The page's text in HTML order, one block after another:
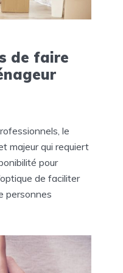
de faire
le
majeur qui requiert
pour
de faciliter
personnes